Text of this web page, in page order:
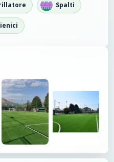
Spalti